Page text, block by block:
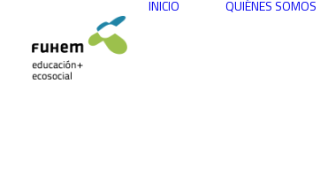
INICIO QUIÉNES SOMOS